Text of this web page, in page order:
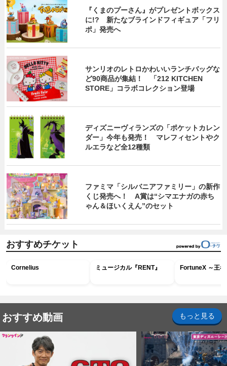
『くまのプーさん』がプレゼントボックス
に!? 新たなブラインドフィギュア「フリ
ポ」発売へ
サンリオのレトロかわいいランチバッグな
ど90商品が集結！ 「212 KITCHEN
STORE」コラボコレクション登場
ディズニーヴィランズの「ポケットカレン
ダー」今年も発売！ マレフィセントやク
ルエラなど全12種類
ファミマ「シルバニアファミリー」の新作
くじ発売へ！ A賞は“シマエナガの赤ち
ゃん＆ほいくえん”のセット
おすすめチケット
Cornelius ミュージカル『RENT』 FortuneX ～王
おすすめ動画 もっと見る